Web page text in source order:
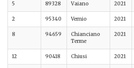
5 89328 Vaiano 2021
2 95340 Vernio 2021
8 94659
Chianciano
Terme
2021
12 90418 Chiusi 2021